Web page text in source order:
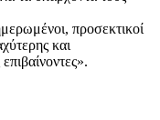
προσεκτικοί
και